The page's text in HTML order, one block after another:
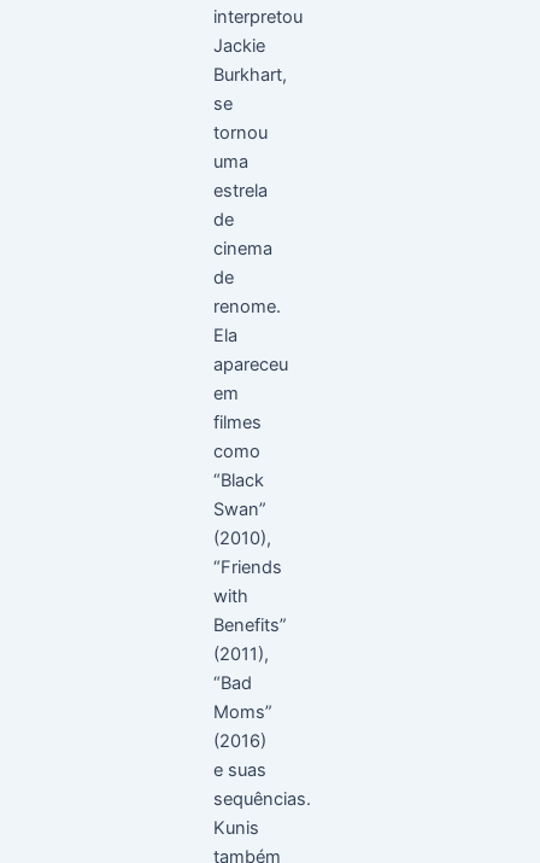
interpretou
Jackie
Burkhart,
se
tornou
uma
estrela
de
cinema
de
renome.
Ela
apareceu
em
filmes
como
“Black
Swan”
(2010),
“Friends
with
Benefits”
(2011),
“Bad
Moms”
(2016)
e suas
sequências.
Kunis
também